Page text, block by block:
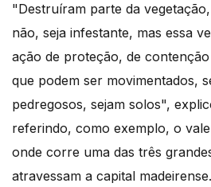
"Destruíram parte da
não, seja infestante, mas essa
ação de proteção, de
que podem ser movimentados,
pedregosos, sejam solos",
referindo, como exemplo, o
onde corre uma das três
atravessam a capital madeirense.